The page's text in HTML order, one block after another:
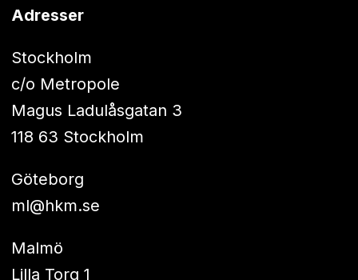
Adresser
Stockholm
c/o Metropole
Magus Ladulåsgatan 3
118 63 Stockholm
Göteborg
ml@hkm.se
Malmö
Lilla Torg 1